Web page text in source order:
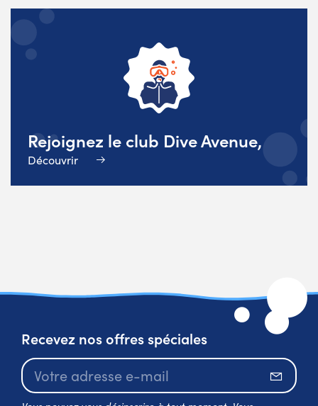
Rejoignez le club Dive Avenue,
Découvrir
Recevez nos offres spéciales